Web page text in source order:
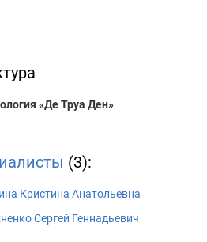
«Де Труа Ден»
(3):
Кристина Анатольевна
Сергей Геннадьевич